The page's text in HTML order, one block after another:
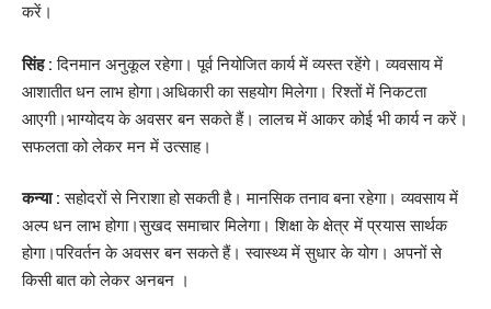
करें।
सिंह :दिनमान अनुकूल रहेगा। पूर्व नियोजित कार्य में व्यस्त रहेंगे। व्यवसाय में
आशातीत धन लाभ होगा।अधिकारी का सहयोग मिलेगा। रिश्तों में निकटता
आएगी।भाग्योदय के अवसर बन सकते हैं। लालच में आकर कोई भी कार्य न करें।
सफलता को लेकर मन में उत्साह।
कन्या :सहोदरों से निराशा हो सकती है। मानसिक तनाव बना रहेगा। व्यवसाय में
अल्प धन लाभ होगा।सुखद समाचार मिलेगा। शिक्षा के क्षेत्र में प्रयास सार्थक
होगा।परिवर्तन के अवसर बन सकते हैं। स्वास्थ्य में सुधार के योग। अपनों से
किसी बात को लेकर अनबन ।